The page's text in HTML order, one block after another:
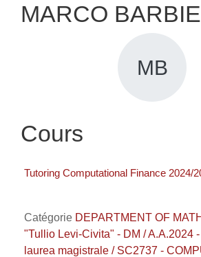
MARCO
MB
Cours
Tutoring Computational Finance 2024/
Catégorie DEPARTMENT OF
"Tullio Levi-Civita" - DM / A.A.2024
laurea magistrale / SC2737 -